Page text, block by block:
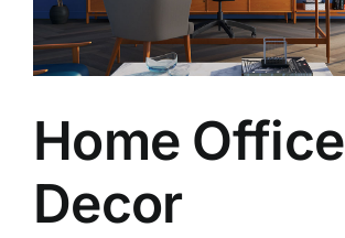
Privacy Policy
Home Office
Decor